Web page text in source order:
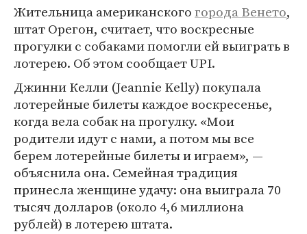
Жительница американскогогорода Венето,
штат Орегон, считает, что воскресные
прогулки с собаками помогли ей выиграть в
лотерею. Об этом сообщает UPI.
Джинни Келли (Jeannie Kelly) покупала
лотерейные билеты каждое воскресенье,
когда вела собак на прогулку. «Мои
родители идут с нами, а потом мы все
берем лотерейные билеты и играем», —
объяснила она. Семейная традиция
принесла женщине удачу: она выиграла 70
тысяч долларов (около 4,6 миллиона
рублей) в лотерею штата.